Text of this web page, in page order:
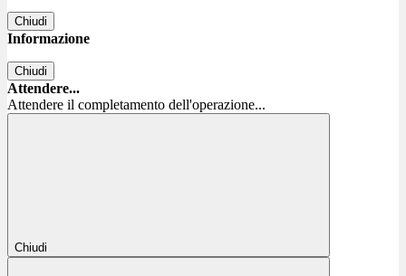
Chiudi
Informazione
Chiudi
Attendere...
Attendere il completamento dell'operazione...
Chiudi